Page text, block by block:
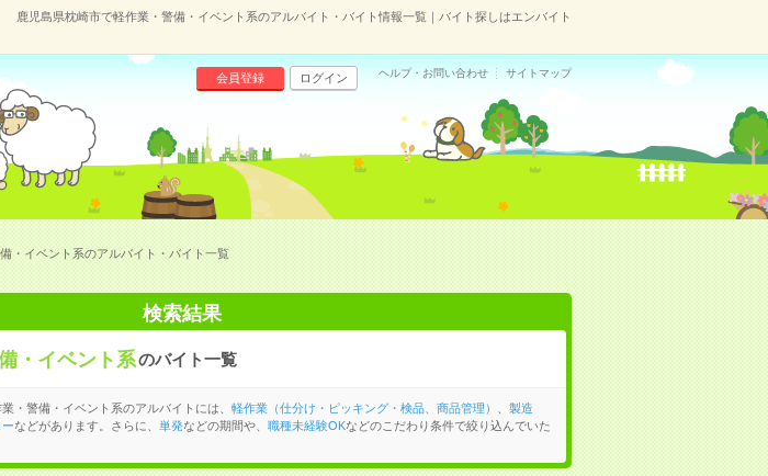
鹿児島県枕崎市で軽作業・警備・イベント系のアルバイト・バイト情報一覧｜バイト探しはエンバイト
会員登録 ログイン ヘルプ・お問い合わせ サイトマップ
・イベント系のアルバイト・バイト一覧
検索結果
・イベント系のバイト一覧
・警備・イベント系のアルバイトには、 軽作業（仕分け・ピッキング・検品、商品管理）
製造
などがあります。さらに、 単発などの期間や、 職種未経験OKなどのこだわり条件で絞り込んでいた